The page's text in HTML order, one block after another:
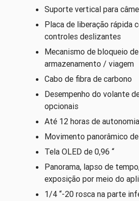
Suporte vertical para
Placa de liberação rápida
controles deslizantes
Mecanismo de bloqueio
armazenamento / viagem
Cabo de fibra de carbono
Desempenho do volante
opcionais
Até 12 horas de
Movimento panorâmico
Tela OLED de 0,96 “
Panorama, lapso de
exposição por meio do
1/4 “-20 rosca na parte